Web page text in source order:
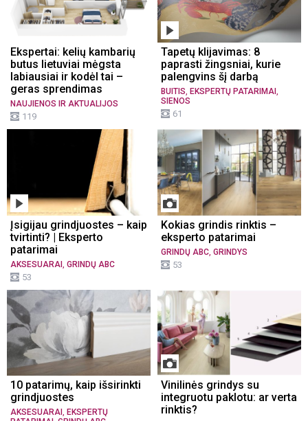
Ekspertai: kelių kambarių
butus lietuviai mėgsta
labiausiai ir kodėl tai –
geras sprendimas
NAUJIENOS IR AKTUALIJOS
119
Tapetų klijavimas: 8
paprasti žingsniai, kurie
palengvins šį darbą
BUITIS, EKSPERTŲ PATARIMAI ,
SIENOS
61
Įsigijau grindjuostes – kaip
tvirtinti? | Eksperto
patarimai
AKSESUARAI GRINDŲ ABC
53
Kokias grindis rinktis –
eksperto patarimai
GRINDŲ ABC GRINDYS
53
10 patarimų, kaip išsirinkti
grindjuostes
AKSESUARAI , EKSPERTŲ
Vinilinės grindys su
integruotu paklotu: ar verta
rinktis?